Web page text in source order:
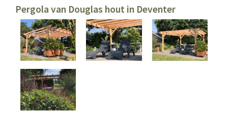
Pergola van Douglas hout in Deventer